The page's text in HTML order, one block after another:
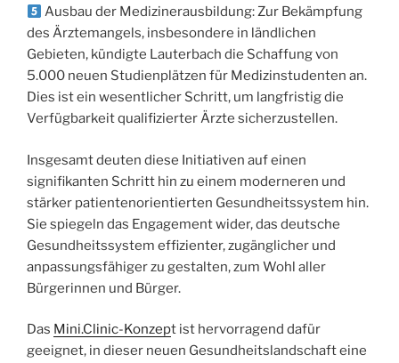
Ausbau der Medizinerausbildung: Zur Bekämpfung
des Ärztemangels, insbesondere in ländlichen
Gebieten, kündigte Lauterbach die Schaffung von
5.000 neuen Studienplätzen für Medizinstudenten an.
Dies ist ein wesentlicher Schritt, um langfristig die
Verfügbarkeit qualifizierter Ärzte sicherzustellen.
Insgesamt deuten diese Initiativen auf einen
signifikanten Schritt hin zu einem moderneren und
stärker patientenorientierten Gesundheitssystem hin.
Sie spiegeln das Engagement wider, das deutsche
Gesundheitssystem effizienter, zugänglicher und
anpassungsfähiger zu gestalten, zum Wohl aller
Bürgerinnen und Bürger.
Das Mini.Clinic-Konzept ist hervorragend dafür
geeignet, in dieser neuen Gesundheitslandschaft eine